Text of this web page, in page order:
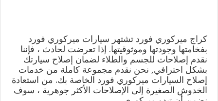
كراج ميركوري فورد تشتهر سيارات ميركوري فورد
بفخامتها وجودتها وموثوقيتها. إذا تعرضت لحادث ، فإننا
نقدم إصلاحات للجسم والطلاء لضمان إصلاح سيارتك
بشكل احترافي, نحن نقدم مجموعة كاملة من خدمات
إصلاح السيارات ميركوري فورد الخاصة بك. من استعادة
الخدوش الصغيرة إلى الإصلاحات الأكثر جوهرية ، سوف